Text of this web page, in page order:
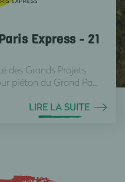
Express - 21
des Grands Projets
piéton du Grand Pa...
LIRE LA SUITE